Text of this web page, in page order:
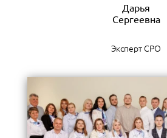
Дарья
Сергеевна
Эксперт СРО